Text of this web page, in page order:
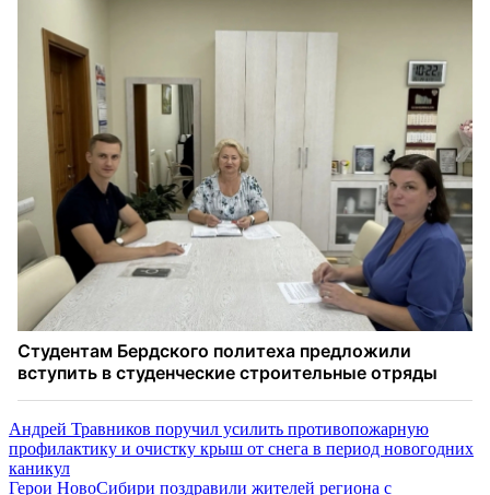
Навигация
по
Андрей Травников поручил усилить противопожарную
профилактику и очистку крыш от снега в период новогодних
каникул
Герои НовоCибири поздравили жителей региона с